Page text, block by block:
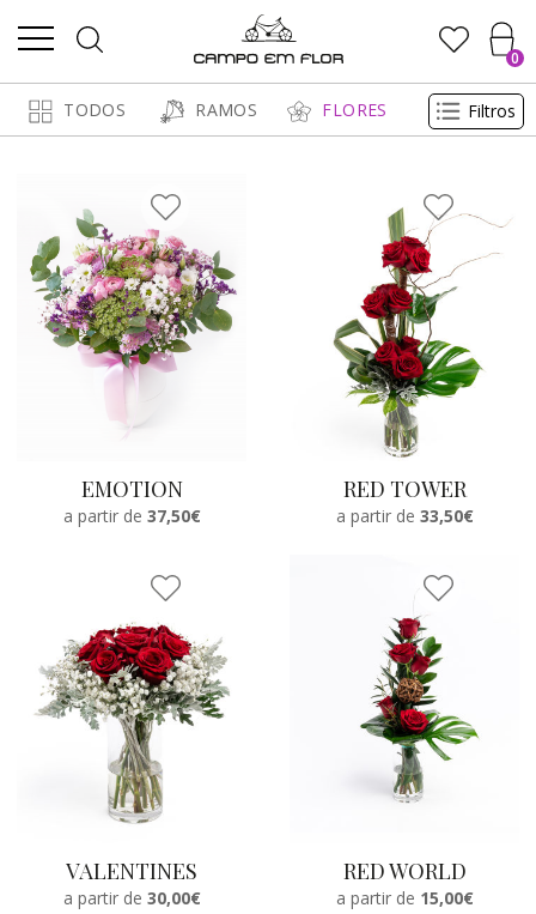
0
TODOS RAMOS FLORES Filtros
EMOTION
a partir de 37,50€
RED TOWER
a partir de 33,50€
VALENTINES
a partir de 30,00€
RED WORLD
a partir de 15,00€